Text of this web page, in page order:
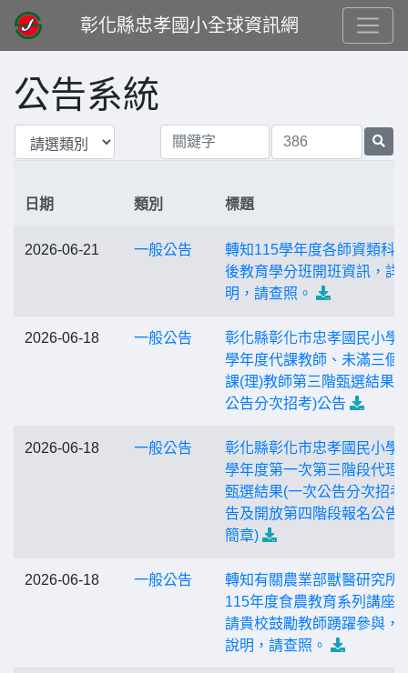
彰化縣忠孝國小全球資訊網
公告系統
日期 類別 標題
2026-06-21 一般公告
轉知115學年度各師資類科
後教育學分班開班資訊，詳
明，請查照。
2026-06-18 一般公告
彰化縣彰化市忠孝國民小學
學年度代課教師、未滿三個
課(理)教師第三階甄選結果(
公告分次招考)公告
2026-06-18 一般公告
彰化縣彰化市忠孝國民小學
學年度第一次第三階段代理
甄選結果(一次公告分次招考
告及開放第四階段報名公告(
簡章)
2026-06-18 一般公告
轉知有關農業部獸醫研究所
115年度食農教育系列講座
請貴校鼓勵教師踴躍參與，
說明，請查照。